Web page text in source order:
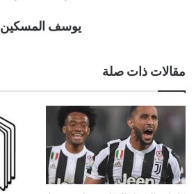
يوسف المسكين
مقالات ذات صلة